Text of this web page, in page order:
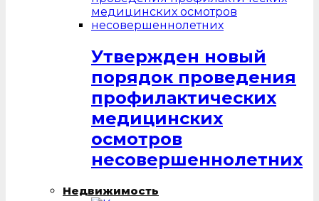
Утвержден новый
порядок проведения
профилактических
медицинских
осмотров
несовершеннолетних
Недвижимость